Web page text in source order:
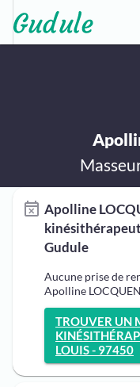
Apolline
Gudule
Aucune prise de
Apolline
TROUVER UN
LOUIS - 97450